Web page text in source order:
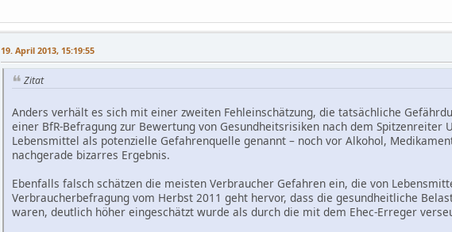
19. April 2013, 15:19:55
Zitat
Anders verhält es sich mit einer zweiten Fehleinschätzung, die tatsächliche
einer BfR-Befragung zur Bewertung von Gesundheitsrisiken nach dem
Lebensmittel als potenzielle Gefahrenquelle genannt – noch vor Alkohol,
nachgerade bizarres Ergebnis.
Ebenfalls falsch schätzen die meisten Verbraucher Gefahren ein, die von
Verbraucherbefragung vom Herbst 2011 geht hervor, dass die gesundheitliche
waren, deutlich höher eingeschätzt wurde als durch die mit dem Ehec-Erreger